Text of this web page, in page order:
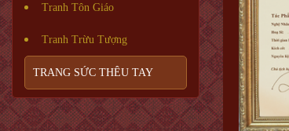
Tranh Tôn Giáo
Tranh Trừu Tượng
TRANG SỨC THÊU TAY